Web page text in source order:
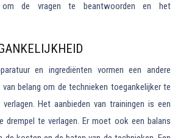
om de vragen te beantwoorden en het
en ingrediënten vormen een andere
belang om de technieken toegankelijker te
Het aanbieden van trainingen is een
drempel te verlagen. Er moet ook een balans